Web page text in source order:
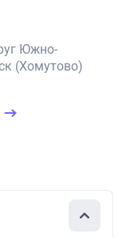
Южно-
(Хомутово)